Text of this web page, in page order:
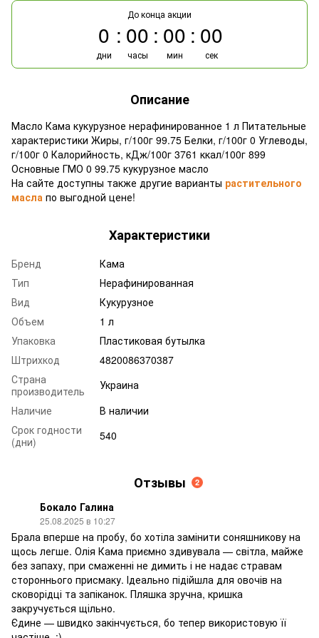
До конца акции
0
дни
00
часы
00
мин
00
сек
Описание
Масло Кама кукурузное нерафинированное 1 л Питательные
характеристики Жиры, г/100г 99.75 Белки, г/100г 0 Углеводы,
г/100г 0 Калорийность, кДж/100г 3761 ккал/100г 899
Основные ГМО 0 99.75 кукурузное масло
На сайте доступны также другие варианты растительного
масла по выгодной цене!
Характеристики
Бренд
Кама
Тип
Нерафинированная
Вид
Кукурузное
Объем
1 л
Упаковка
Пластиковая бутылка
Штрихкод
4820086370387
Страна
производитель
Украина
Наличие
В наличии
Срок годности
(дни)
540
Отзывы 2
Бокало Галина
25.08.2025 в 10:27
Брала вперше на пробу, бо хотіла замінити соняшникову на
щось легше. Олія Кама приємно здивувала — світла, майже
без запаху, при смаженні не димить і не надає стравам
стороннього присмаку. Ідеально підійшла для овочів на
сковорідці та запіканок. Пляшка зручна, кришка
закручується щільно.
Єдине — швидко закінчується, бо тепер використовую її